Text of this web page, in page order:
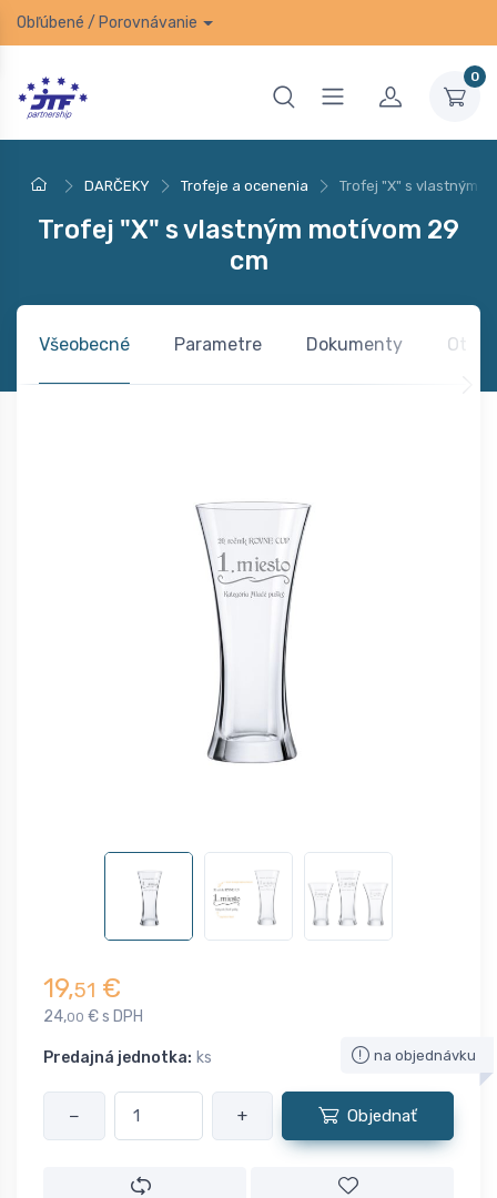
Obľúbené / Porovnávanie
0
DARČEKY Trofeje a ocenenia Trofej "X" s vlastným
Trofej "X" s vlastným motívom 29
cm
Všeobecné Parametre Dokumenty
19,51 €
24,00 € s DPH
Predajná jednotka: ks na objednávku
− + Objednať